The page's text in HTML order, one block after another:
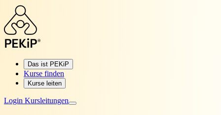
Das ist PEKiP
Kurse finden
Kurse leiten
Login Kursleitungen